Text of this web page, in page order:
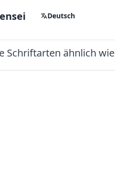
Deutsch
Schriftarten ähnlich wie